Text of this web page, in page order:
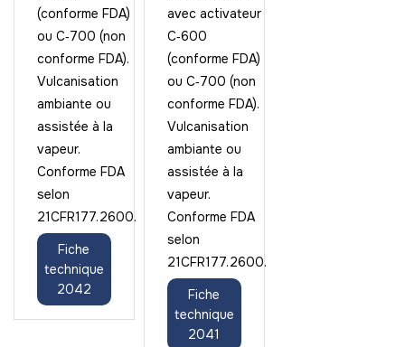
(conforme FDA)
ou C‑700 (non
conforme FDA).
Vulcanisation
ambiante ou
assistée à la
vapeur.
Conforme FDA
selon
21CFR177.2600.
Fiche
technique
2042
avec activateur
C‑600
(conforme FDA)
ou C‑700 (non
conforme FDA).
Vulcanisation
ambiante ou
assistée à la
vapeur.
Conforme FDA
selon
21CFR177.2600.
Fiche
technique
2041